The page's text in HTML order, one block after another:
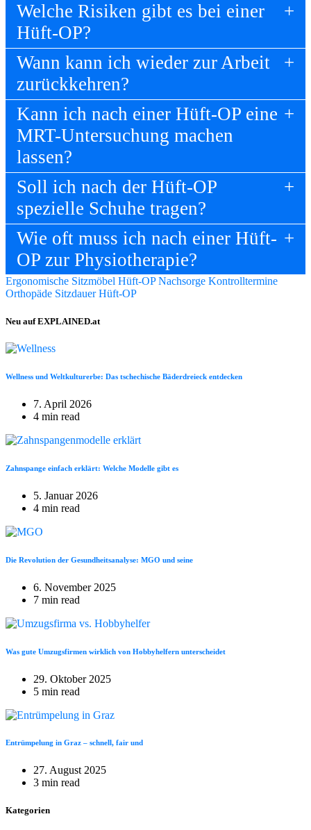
Welche Risiken gibt es bei einer
Hüft-OP?
Wann kann ich wieder zur Arbeit
zurückkehren?
Kann ich nach einer Hüft-OP eine
MRT-Untersuchung machen
lassen?
Soll ich nach der Hüft-OP
spezielle Schuhe tragen?
Wie oft muss ich nach einer Hüft-
OP zur Physiotherapie?
Ergonomische Sitzmöbel Hüft-OP Nachsorge Kontrolltermine
Orthopäde Sitzdauer Hüft-OP
Neu auf EXPLAINED.at
Wellness und Weltkulturerbe: Das tschechische Bäderdreieck entdecken
7. April 2026
4 min read
Zahnspange einfach erklärt: Welche Modelle gibt es
5. Januar 2026
4 min read
Die Revolution der Gesundheitsanalyse: MGO und seine
6. November 2025
7 min read
Was gute Umzugsfirmen wirklich von Hobbyhelfern unterscheidet
29. Oktober 2025
5 min read
Entrümpelung in Graz – schnell, fair und
27. August 2025
3 min read
Kategorien